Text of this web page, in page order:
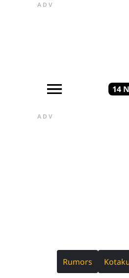
ADV
14
ADV
Rumors